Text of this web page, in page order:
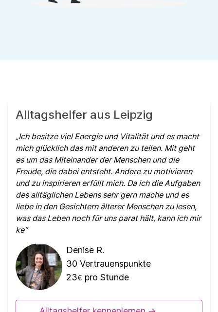
Alltagshelfer aus Leipzig
Ich besitze viel Energie und Vitalität und es macht
mich glücklich das mit anderen zu teilen. Mit geht
es um das Miteinander der Menschen und die
Freude, die dabei entsteht. Andere zu motivieren
und zu inspirieren erfüllt mich. Da ich die Aufgaben
des alltäglichen Lebens sehr gern mache und es
liebe in den Gesichtern älterer Menschen zu lesen,
was das Leben noch für uns parat hält, kann ich mir
ke
Denise R.
30 Vertrauenspunkte
23€ pro Stunde